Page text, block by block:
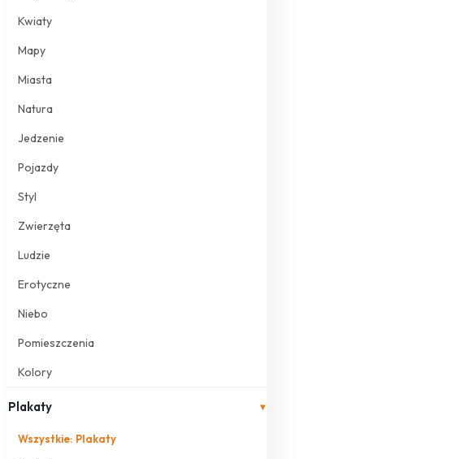
Kwiaty
Mapy
Miasta
Natura
Jedzenie
Pojazdy
Styl
Zwierzęta
Ludzie
Erotyczne
Niebo
Pomieszczenia
Kolory
Plakaty ▾
Wszystkie: Plakaty